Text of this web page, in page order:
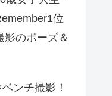
位
影のポーズ＆
ンチ撮影！